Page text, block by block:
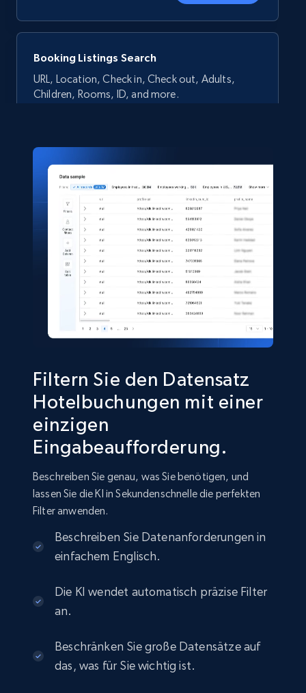
Booking Listings Search
URL, Location, Check in, Check out, Adults,
Children, Rooms, ID, and more.
1.5K+
Agoda Properties Listings
URL, Hotel id, Title, Location, Country, City,
Metro railway access, Images, and more.
Filtern Sie den Datensatz
Hotelbuchungen mit einer
einzigen
Eingabeaufforderung.
Beschreiben Sie genau, was Sie benötigen, und
lassen Sie die KI in Sekundenschnelle die perfekten
Filter anwenden.
Beschreiben Sie Datenanforderungen in
einfachem Englisch.
Die KI wendet automatisch präzise Filter
an.
Beschränken Sie große Datensätze auf
das, was für Sie wichtig ist.